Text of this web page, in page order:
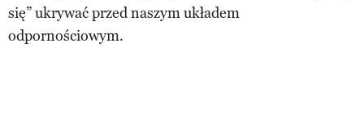
się” ukrywać przed naszym układem
odpornościowym.